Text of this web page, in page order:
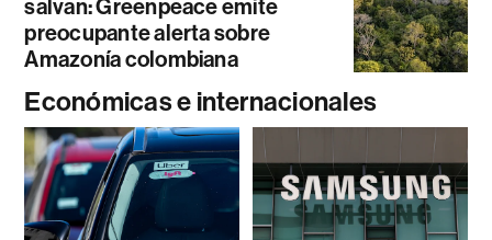
salvan: Greenpeace emite
preocupante alerta sobre
Amazonía colombiana
Económicas e internacionales